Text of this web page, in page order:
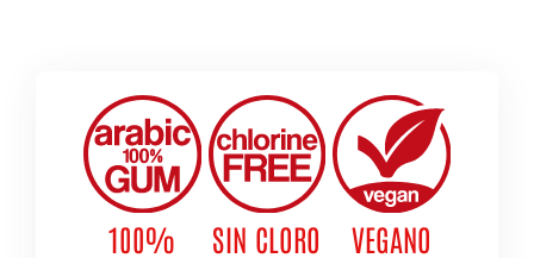
100%
SIN CLORO VEGANO